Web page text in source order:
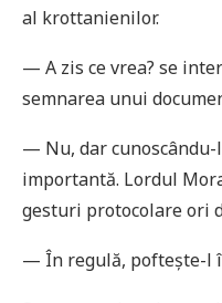
al krottanienilor.
— A zis ce vrea? se
semnarea unui
— Nu, dar cunoscându-
importantă. Lordul
gesturi protocolare ori
— În regulă, poftește-l